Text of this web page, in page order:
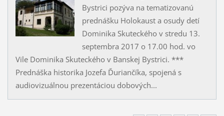
Bystrici pozýva na tematizovanú
prednášku Holokaust a osudy detí
Dominika Skuteckého v stredu 13.
septembra 2017 o 17.00 hod. vo
Vile Dominika Skuteckého v Banskej Bystrici. ***
Prednáška historika Jozefa Ďuriančíka, spojená s
audiovizuálnou prezentáciou dobových...